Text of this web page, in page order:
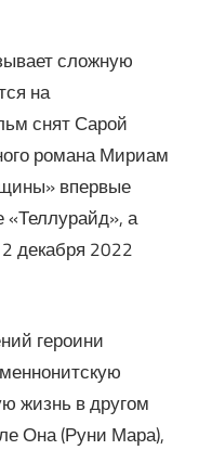
сложную
на
снят Сарой
романа Мириам
впервые
«Теллурайд», а
декабря 2022
героини
жизнь в другом
Она (Руни Мара),